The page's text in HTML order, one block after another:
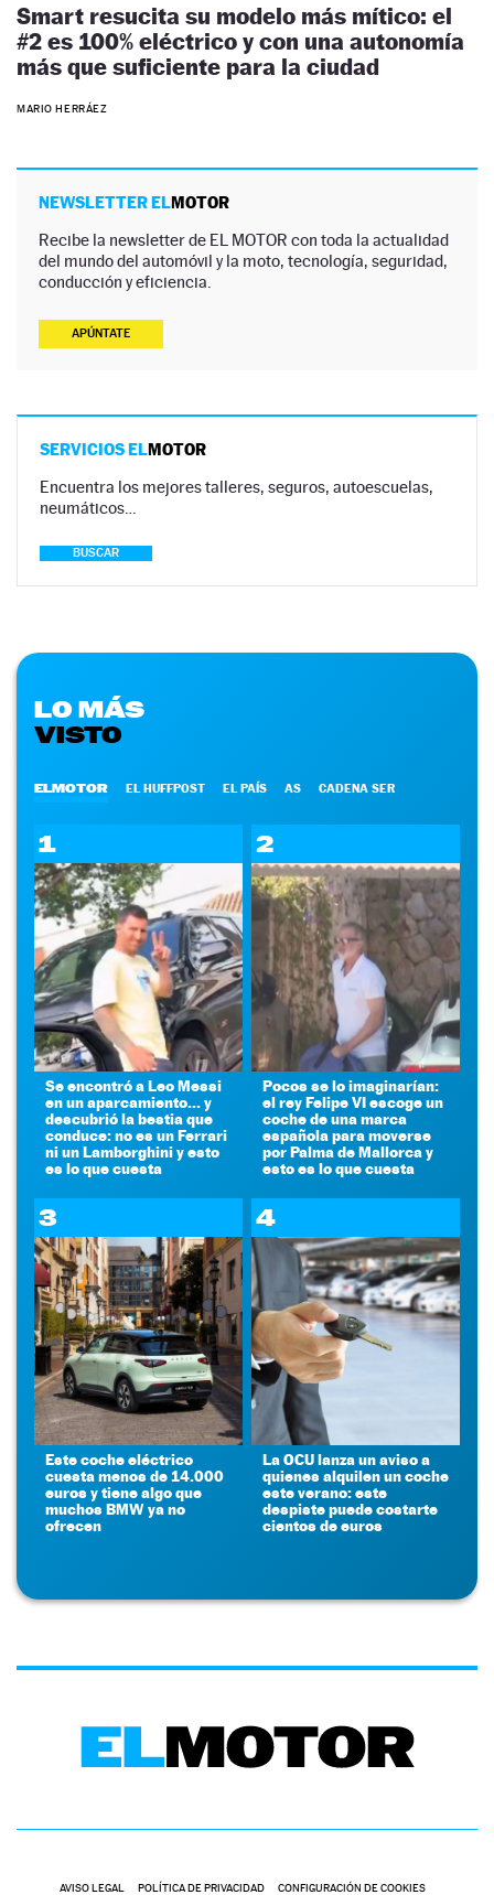
Smart resucita su modelo más mítico: el
#2 es 100% eléctrico y con una autonomía
más que suficiente para la ciudad
MARIO HERRÁEZ
NEWSLETTER ELMOTOR
Recibe la newsletter de EL MOTOR con toda la actualidad
del mundo del automóvil y la moto, tecnología, seguridad,
conducción y eficiencia.
APÚNTATE
SERVICIOS ELMOTOR
Encuentra los mejores talleres, seguros, autoescuelas,
neumáticos…
BUSCAR
LO MÁS
VISTO
ELMOTOR EL HUFFPOST EL PAÍS AS CADENA SER
1
Se encontró a Leo Messi
en un aparcamiento... y
descubrió la bestia que
conduce: no es un Ferrari
ni un Lamborghini y esto
es lo que cuesta
2
Pocos se lo imaginarían:
el rey Felipe VI escoge un
coche de una marca
española para moverse
por Palma de Mallorca y
esto es lo que cuesta
3
Este coche eléctrico
cuesta menos de 14.000
euros y tiene algo que
muchos BMW ya no
ofrecen
4
La OCU lanza un aviso a
quienes alquilen un coche
este verano: este
despiste puede costarte
cientos de euros
AVISO LEGAL POLÍTICA DE PRIVACIDAD CONFIGURACIÓN DE COOKIES